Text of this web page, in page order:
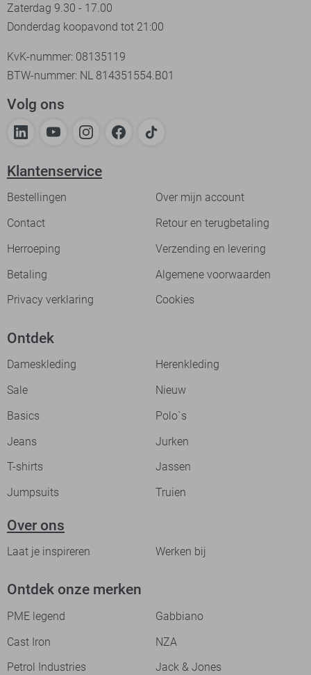
Zaterdag 9.30 - 17.00
Donderdag koopavond tot 21:00
KvK-nummer: 08135119
BTW-nummer: NL 814351554.B01
Volg ons
Klantenservice
Bestellingen
Over mijn account
Contact
Retour en terugbetaling
Herroeping
Verzending en levering
Betaling
Algemene voorwaarden
Privacy verklaring
Cookies
Ontdek
Dameskleding
Herenkleding
Sale
Nieuw
Basics
Polo`s
Jeans
Jurken
T-shirts
Jassen
Jumpsuits
Truien
Over ons
Laat je inspireren Werken bij
Ontdek onze merken
PME legend
Gabbiano
Cast Iron
NZA
Petrol Industries
Jack & Jones